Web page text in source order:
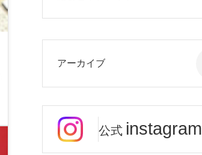
アーカイブ
公式 instagram